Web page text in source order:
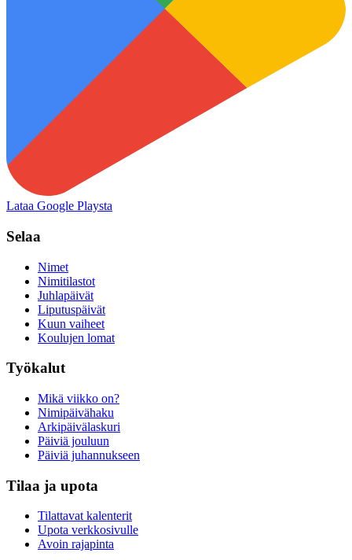
Lataa Google Playsta
Selaa
Nimet
Nimitilastot
Juhlapäivät
Liputuspäivät
Kuun vaiheet
Koulujen lomat
Työkalut
Mikä viikko on?
Nimipäivähaku
Arkipäivälaskuri
Päiviä jouluun
Päiviä juhannukseen
Tilaa ja upota
Tilattavat kalenterit
Upota verkkosivulle
Avoin rajapinta